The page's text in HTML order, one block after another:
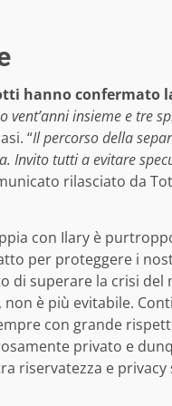
hanno confermato
vent’anni insieme e tre
“Il percorso della
Invito tutti a evitare
rilasciato da
con Ilary è
per proteggere i
di superare la crisi
è più evitabile.
con grande
privato e
riservatezza e